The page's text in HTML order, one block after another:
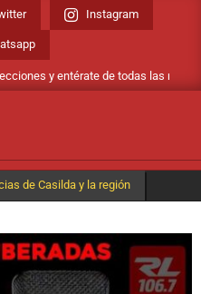
Instagram
y entérate de todas las noticias de
de Casilda y la región